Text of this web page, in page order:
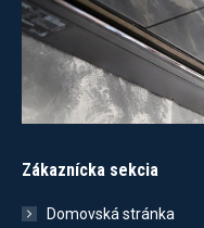
Zákaznícka sekcia
Domovská stránka